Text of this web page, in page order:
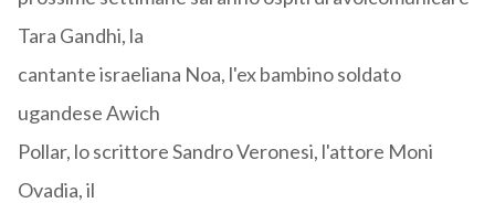
Tara Gandhi, la
cantante israeliana Noa, l'ex bambino soldato
ugandese Awich
Pollar, lo scrittore Sandro Veronesi, l'attore Moni
Ovadia, il